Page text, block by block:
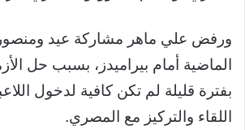
ورفض علي ماهر مشاركة عيد ومنصور
الماضية أمام بيراميدز، بسبب حل
بفترة قليلة لم تكن كافية لدخول
اللقاء والتركيز مع المصري.